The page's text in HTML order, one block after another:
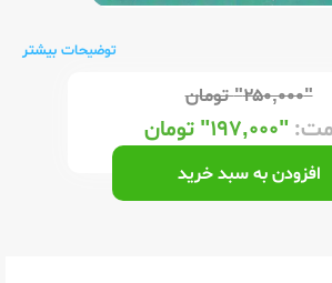
توضیحات بیشتر
"۲۵۰,۰۰۰" تومان
"۱۹۷,۰۰۰" تومان
افزودن به سبد خرید